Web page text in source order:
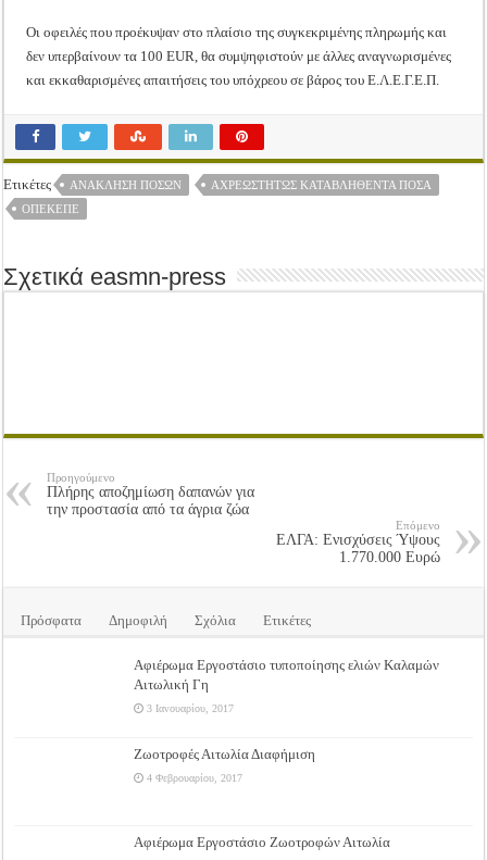
Οι οφειλές που προέκυψαν στο πλαίσιο της συγκεκριμένης πληρωμής και
δεν υπερβαίνουν τα 100 EUR, θα συμψηφιστούν με άλλες αναγνωρισμένες
και εκκαθαρισμένες απαιτήσεις του υπόχρεου σε βάρος του Ε.Λ.Ε.Γ.Ε.Π.
Ετικέτες ΑΝΑΚΛΗΣΗ ΠΟΣΏΝ
ΑΧΡΕΩΣΤΉΤΩΣ ΚΑΤΑΒΛΗΘΈΝΤΑ ΠΟΣΆ
ΟΠΕΚΕΠΕ
Σχετικά easmn-press
Προηγούμενο
Πλήρης αποζημίωση δαπανών για
την προστασία από τα άγρια ζώα
Επόμενο
ΕΛΓΑ: Ενισχύσεις Ύψους
1.770.000 Ευρώ
Πρόσφατα Δημοφιλή Σχόλια Ετικέτες
Αφιέρωμα Εργοστάσιο τυποποίησης ελιών Καλαμών
Αιτωλική Γη
3 Ιανουαρίου, 2017
Ζωοτροφές Αιτωλία Διαφήμιση
4 Φεβρουαρίου, 2017
Αφιέρωμα Εργοστάσιο Ζωοτροφών Αιτωλία